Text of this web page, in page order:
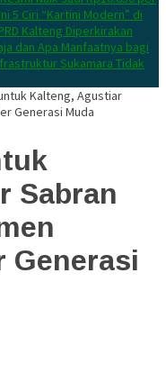
5 Ciri “Kartini Modern” di
Kalteng Diperkirakan
dan Apa Manfaatnya bagi
Sukamara Tidak
Kalteng, Agustiar
Generasi Muda
Sabran
Generasi